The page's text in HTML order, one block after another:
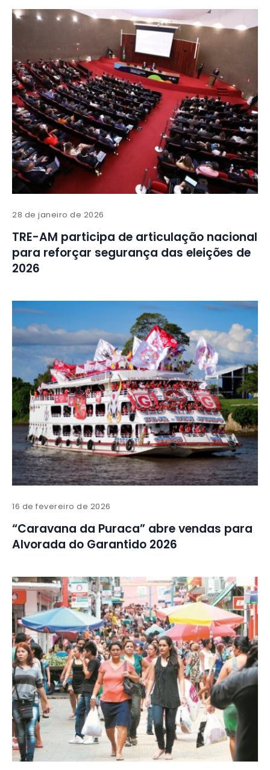
28 de janeiro de 2026
TRE-AM participa de articulação nacional
para reforçar segurança das eleições de
2026
16 de fevereiro de 2026
“Caravana da Puraca” abre vendas para
Alvorada do Garantido 2026